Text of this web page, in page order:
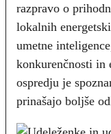
razpravo o
lokalnih
umetne
konkurenčnosti in
ospredju je
prinašajo boljše